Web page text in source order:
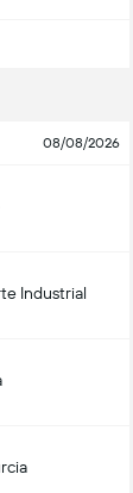
08/08/2026
Industrial